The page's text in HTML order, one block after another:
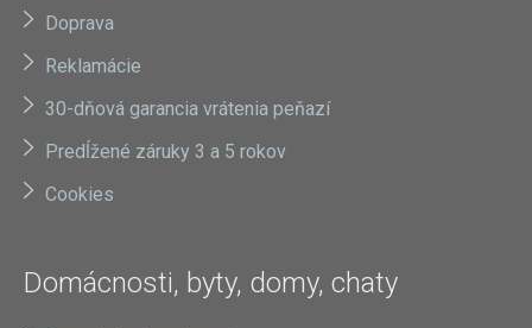
Doprava
Reklamácie
30-dňová garancia vrátenia peňazí
Predĺžené záruky 3 a 5 rokov
Cookies
Domácnosti, byty, domy, chaty